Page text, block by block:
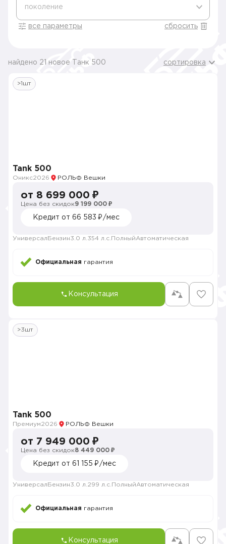
поколение
все параметры сбросить
найдено 21 новое Танк 500 сортировка
>1шт
Tank 500
Оникс2026 РОЛЬФ Вешки
от 8 699 000 ₽
Цена без скидок9 199 000 ₽
Кредит от 66 583 ₽/мес
Универсал Бензин3.0 л. 354 л.с. ПолныйАвтоматическая
Официальная гарантия
Консультация
>3шт
Tank 500
Премиум2026 РОЛЬФ Вешки
от 7 949 000 ₽
Цена без скидок8 449 000 ₽
Кредит от 61 155 ₽/мес
Универсал Бензин3.0 л. 299 л.с. ПолныйАвтоматическая
Официальная гарантия
Консультация